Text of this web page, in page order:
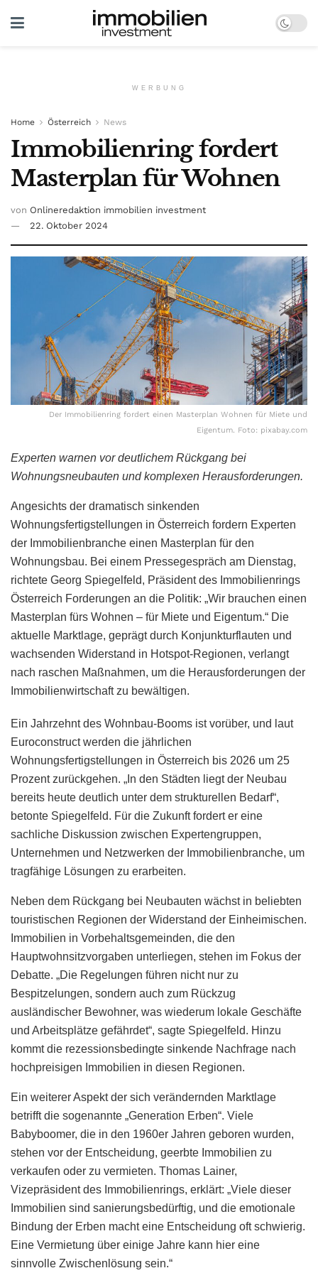
WERBUNG
Home Österreich News
Immobilienring fordert
Masterplan für Wohnen
von Onlineredaktion immobilien investment
22. Oktober 2024
Der Immobilienring fordert einen Masterplan Wohnen für Miete und
Eigentum. Foto: pixabay.com
Experten warnen vor deutlichem Rückgang bei
Wohnungsneubauten und komplexen Herausforderungen.
Angesichts der dramatisch sinkenden
Wohnungsfertigstellungen in Österreich fordern Experten
der Immobilienbranche einen Masterplan für den
Wohnungsbau. Bei einem Pressegespräch am Dienstag,
richtete Georg Spiegelfeld, Präsident des Immobilienrings
Österreich Forderungen an die Politik: „Wir brauchen einen
Masterplan fürs Wohnen – für Miete und Eigentum.“ Die
aktuelle Marktlage, geprägt durch Konjunkturflauten und
wachsenden Widerstand in Hotspot-Regionen, verlangt
nach raschen Maßnahmen, um die Herausforderungen der
Immobilienwirtschaft zu bewältigen.
Ein Jahrzehnt des Wohnbau-Booms ist vorüber, und laut
Euroconstruct werden die jährlichen
Wohnungsfertigstellungen in Österreich bis 2026 um 25
Prozent zurückgehen. „In den Städten liegt der Neubau
bereits heute deutlich unter dem strukturellen Bedarf“,
betonte Spiegelfeld. Für die Zukunft fordert er eine
sachliche Diskussion zwischen Expertengruppen,
Unternehmen und Netzwerken der Immobilienbranche, um
tragfähige Lösungen zu erarbeiten.
Neben dem Rückgang bei Neubauten wächst in beliebten
touristischen Regionen der Widerstand der Einheimischen.
Immobilien in Vorbehaltsgemeinden, die den
Hauptwohnsitzvorgaben unterliegen, stehen im Fokus der
Debatte. „Die Regelungen führen nicht nur zu
Bespitzelungen, sondern auch zum Rückzug
ausländischer Bewohner, was wiederum lokale Geschäfte
und Arbeitsplätze gefährdet“, sagte Spiegelfeld. Hinzu
kommt die rezessionsbedingte sinkende Nachfrage nach
hochpreisigen Immobilien in diesen Regionen.
Ein weiterer Aspekt der sich verändernden Marktlage
betrifft die sogenannte „Generation Erben“. Viele
Babyboomer, die in den 1960er Jahren geboren wurden,
stehen vor der Entscheidung, geerbte Immobilien zu
verkaufen oder zu vermieten. Thomas Lainer,
Vizepräsident des Immobilienrings, erklärt: „Viele dieser
Immobilien sind sanierungsbedürftig, und die emotionale
Bindung der Erben macht eine Entscheidung oft schwierig.
Eine Vermietung über einige Jahre kann hier eine
sinnvolle Zwischenlösung sein.“